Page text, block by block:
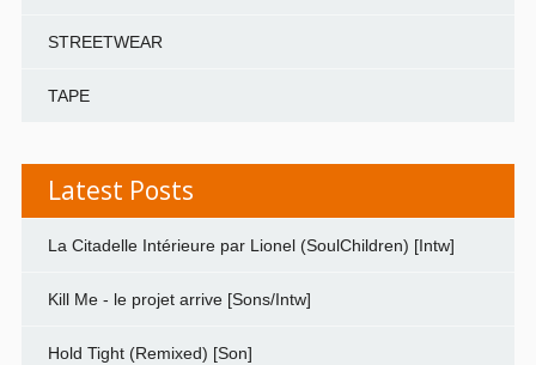
STREETWEAR
TAPE
Latest Posts
La Citadelle Intérieure par Lionel (SoulChildren) [Intw]
Kill Me - le projet arrive [Sons/Intw]
Hold Tight (Remixed) [Son]